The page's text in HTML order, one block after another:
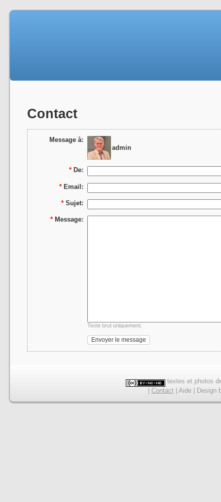
Contact
Message à:
admin
* De:
* Email:
* Sujet:
* Message:
Texte brut uniquement.
textes et photos
Contact| Aide| Design